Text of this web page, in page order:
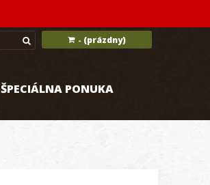
- (prázdny)
ŠPECIÁLNA PONUKA